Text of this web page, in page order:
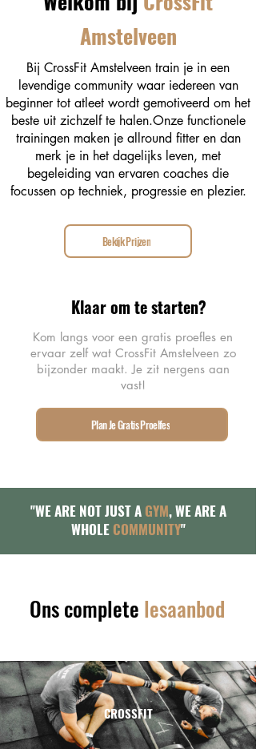
Amstelveen
Bij CrossFit Amstelveen train je in een
levendige community waar iedereen van
beginner tot atleet wordt gemotiveerd om het
beste uit zichzelf te halen.Onze functionele
trainingen maken je allround fitter en dan
merk je in het dagelijks leven, met
begeleiding van ervaren coaches die
focussen op techniek, progressie en plezier.
Bekijk Prijzen
Klaar om te starten?
Kom langs voor een gratis proefles en
ervaar zelf wat CrossFit Amstelveen zo
bijzonder maakt. Je zit nergens aan
vast!
Plan Je Gratis Proelfes
''WE ARE NOT JUST A GYM, WE ARE A
WHOLE COMMUNITY''
Ons complete lesaanbod
CROSSFIT